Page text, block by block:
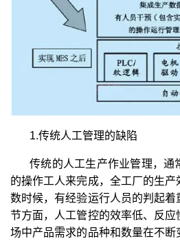
1.传统人工管理的缺陷
传统的人工生产作业管理，通
的操作工人来完成，全工厂的生
数时候，有经验运行人员的判起着
节方面，人工管控的效率低、反
场中产品需求的品种和数量在不断